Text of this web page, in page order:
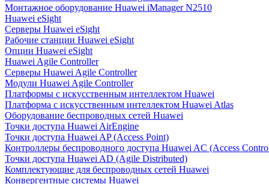
Монтажное оборудование Huawei iManager N2510
Huawei eSight
Серверы Huawei eSight
Рабочие станции Huawei eSight
Опции Huawei eSight
Huawei Agile Controller
Серверы Huawei Agile Controller
Модули Huawei Agile Controller
Платформы с искусственным интеллектом Huawei
Платформа с искусственным интеллектом Huawei Atlas
Оборудование беспроводных сетей Huawei
Точки доступа Huawei AirEngine
Точки доступа Huawei AP (Access Point)
Контроллеры беспроводного доступа Huawei AC (Access
Точки доступа Huawei AD (Agile Distributed)
Комплектующие для беспроводных сетей Huawei
Конвергентные системы Huawei